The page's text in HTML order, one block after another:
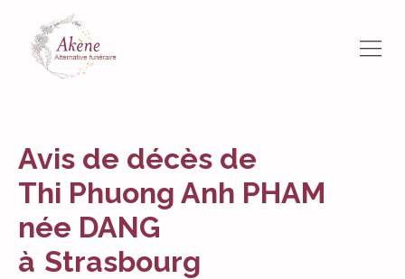
Avis de décès de
Thi Phuong Anh PHAM
née DANG
à Strasbourg